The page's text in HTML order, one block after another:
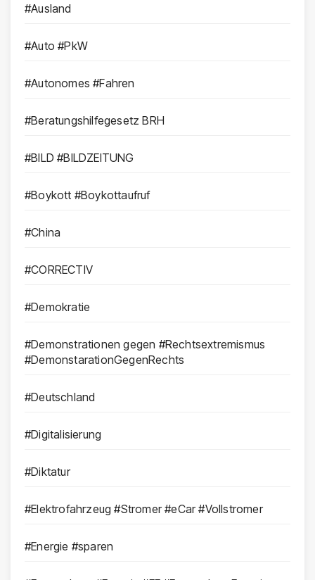
#Ausland
#Auto #PkW
#Autonomes #Fahren
#Beratungshilfegesetz BRH
#BILD #BILDZEITUNG
#Boykott #Boykottaufruf
#China
#CORRECTIV
#Demokratie
#Demonstrationen gegen #Rechtsextremismus
#DemonstarationGegenRechts
#Deutschland
#Digitalisierung
#Diktatur
#Elektrofahrzeug #Stromer #eCar #Vollstromer
#Energie #sparen